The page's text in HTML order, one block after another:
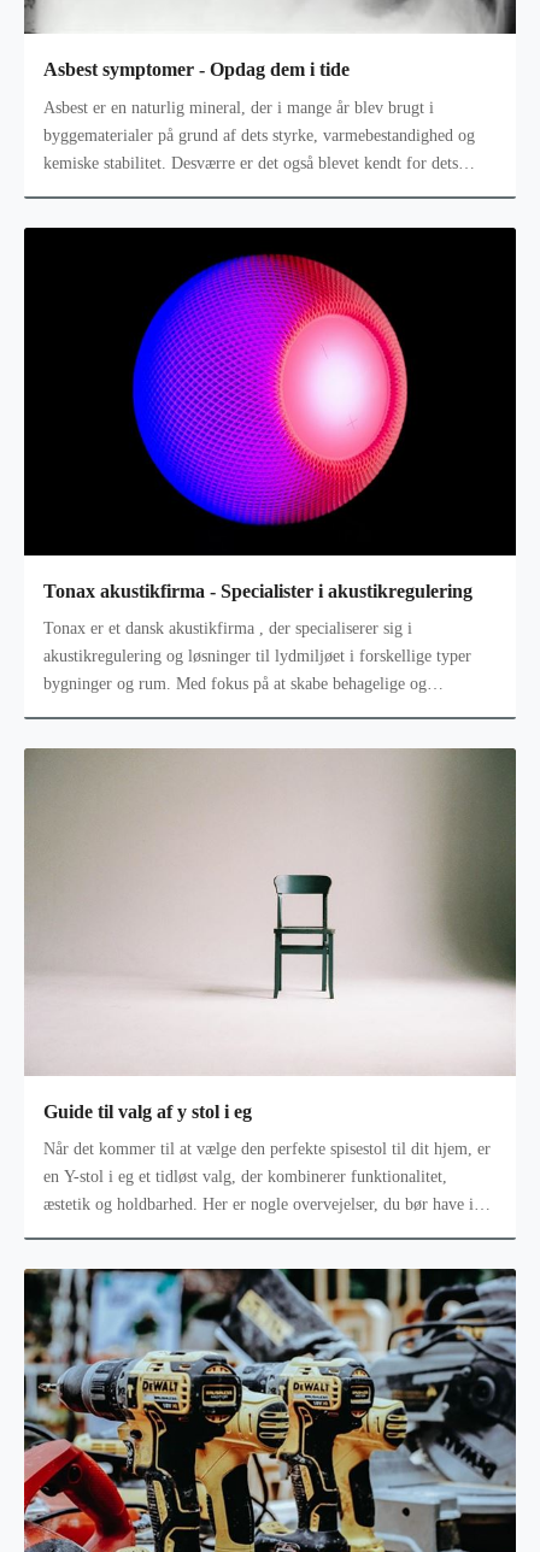
Asbest symptomer - Opdag dem i tide
Asbest er en naturlig mineral, der i mange år blev brugt i
byggematerialer på grund af dets styrke, varmebestandighed og
kemiske stabilitet. Desværre er det også blevet kendt for dets
Tonax akustikfirma - Specialister i akustikregulering
Tonax er et dansk akustikfirma , der specialiserer sig i
akustikregulering og løsninger til lydmiljøet i forskellige typer
bygninger og rum. Med fokus på at skabe behagelige og
Guide til valg af y stol i eg
Når det kommer til at vælge den perfekte spisestol til dit hjem, er
en Y-stol i eg et tidløst valg, der kombinerer funktionalitet,
æstetik og holdbarhed. Her er nogle overvejelser, du bør have i